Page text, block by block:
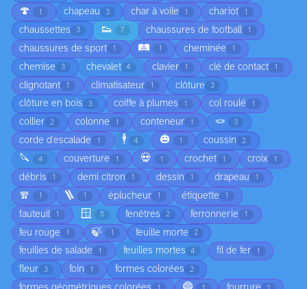
🍄 1 chapeau 3 char à voile 1 chariot 1
chaussettes 3 👟 7 chaussures de football 1
chaussures de sport 1 🛤️ 1 cheminée 1
chemise 3 chevalet 4 clavier 1 clé de contact 1
clignotant 1 climatisateur 1 clôture 3
clôture en bois 3 coiffe à plumes 1 col roulé 1
collier 2 colonne 1 conteneur 1 🪢 3
corde d'escalade 1 🕴️ 4 🎃 1 coussin 2
🔪 4 couverture 1 💀 1 crochet 1 croix 1
débris 1 demi citron 1 dessin 1 drapeau 1
🧣 1 🪜 1 éplucheur 1 étiquette 1
fauteuil 1 🪟 5 fenêtres 2 ferronnerie 1
feu rouge 1 🍃 1 feuille morte 2
feuilles de salade 1 feuilles mortes 4 fil de fer 1
fleur 3 foin 1 formes colorées 2